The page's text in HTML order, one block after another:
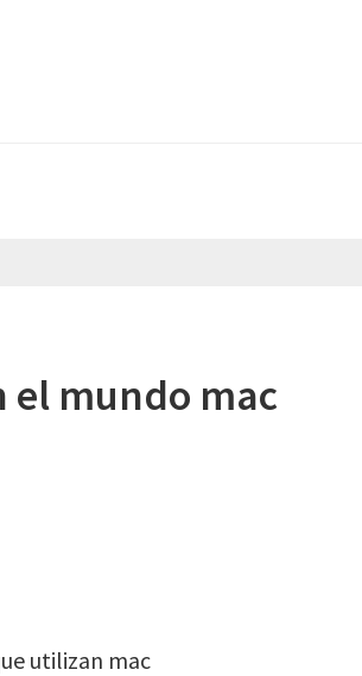
el mundo mac
utilizan mac